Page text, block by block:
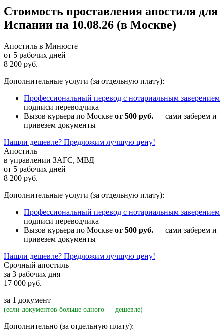
Стоимость проставления апостиля для
Испании на 10.08.26 (в Москве)
Апостиль в Минюсте
от 5 рабочих дней
8 200 руб.
Дополнительные услуги (за отдельную плату):
Профессиональный перевод с нотариальным заверением
подписи переводчика
Вызов курьера по Москве от 500 руб. — сами заберем и
привезем документы
Нашли дешевле? Предложим лучшую цену!
Апостиль
в управлении ЗАГС, МВД
от 5 рабочих дней
8 200 руб.
Дополнительные услуги (за отдельную плату):
Профессиональный перевод с нотариальным заверением
подписи переводчика
Вызов курьера по Москве от 500 руб. — сами заберем и
привезем документы
Нашли дешевле? Предложим лучшую цену!
Срочный апостиль
за 3 рабочих дня
17 000 руб.
за 1 документ
(если документов больше одного — дешевле)
Дополнительно (за отдельную плату):